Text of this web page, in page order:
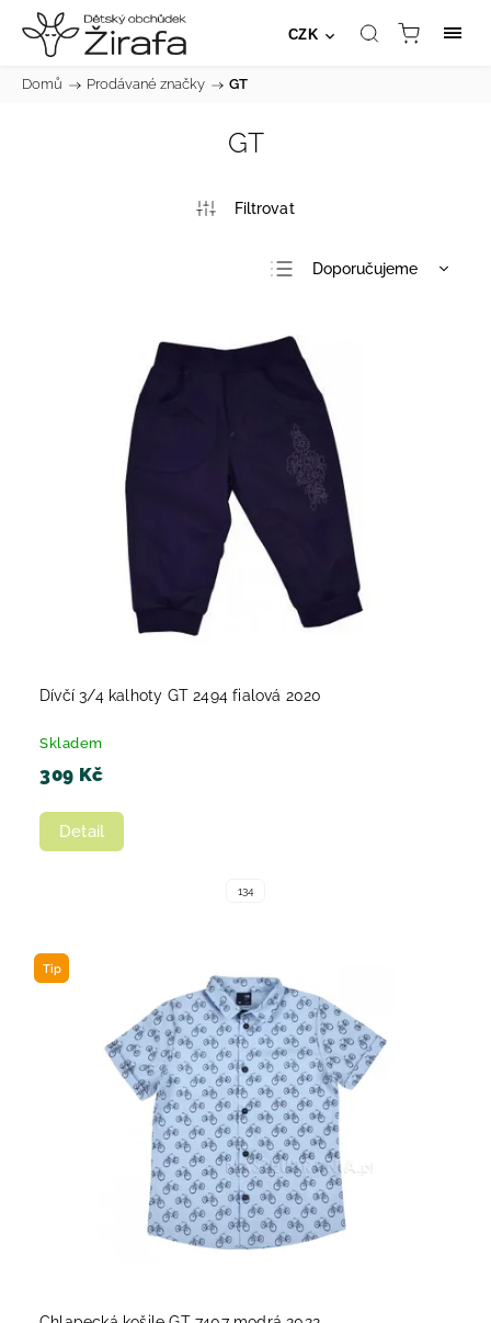
CZK
Domů / Prodávané značky / GT
GT
Doporučujeme
Nejprodávanější
Abecedně
Dívčí 3/4 kalhoty GT 2494 fialová 2020
Skladem
309 Kč
Detail
134
Tip